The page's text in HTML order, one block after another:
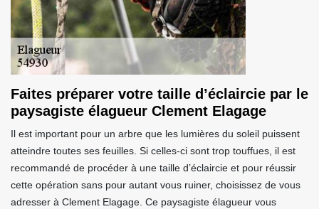
Faites préparer votre taille d’éclaircie par le
paysagiste élagueur Clement Elagage
Il est important pour un arbre que les lumières du soleil puissent
atteindre toutes ses feuilles. Si celles-ci sont trop touffues, il est
recommandé de procéder à une taille d’éclaircie et pour réussir
cette opération sans pour autant vous ruiner, choisissez de vous
adresser à Clement Elagage. Ce paysagiste élagueur vous